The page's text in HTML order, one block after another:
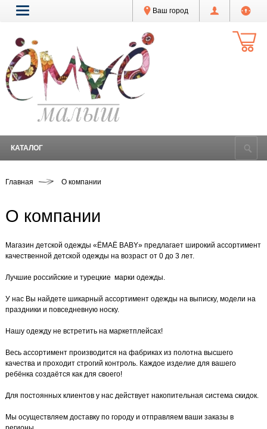
Ваш город
КАТАЛОГ
Главная О компании
О компании
Магазин детской одежды «ЁМАЁ BABY» предлагает широкий ассортимент
качественной детской одежды на возраст от 0 до 3 лет.
Лучшие российские и турецкие марки одежды.
У нас Вы найдете шикарный ассортимент одежды на выписку, модели на
праздники и повседневную носку.
Нашу одежду не встретить на маркетплейсах!
Весь ассортимент производится на фабриках из полотна высшего
качества и проходит строгий контроль. Каждое изделие для вашего
ребёнка создаётся как для своего!
Для постоянных клиентов у нас действует накопительная система скидок.
Мы осуществляем доставку по городу и отправляем ваши заказы в